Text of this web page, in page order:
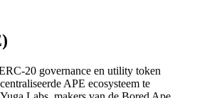
20 governance en utility token
APE ecosysteem te